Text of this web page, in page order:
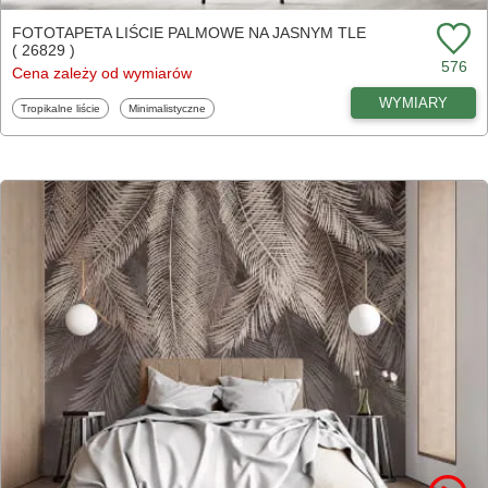
FOTOTAPETA LIŚCIE PALMOWE NA JASNYM TLE
( 26829 )
Cena zależy od wymiarów
576
Fototapety
Tropikalne liście Fototapety
Minimalistyczne WYMIARY